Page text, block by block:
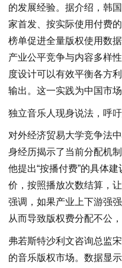
的发展经验。据介绍，韩
家首发、按实际使用付费
榜单促进全量版权使用数
产业公平竞争与内容多样
度设计可以有效平衡各方
输出。这一实践为中国市
独立音乐人现身说法，呼
对外经济贸易大学竞争法
身经历揭示了当前分配机
他提出“按播付费”的具体
价，按照播放次数结算，
强调，如果产业上下游强
从而导致版权费分配不公
弗若斯特沙利文咨询总监
的音乐版权市场。数据显